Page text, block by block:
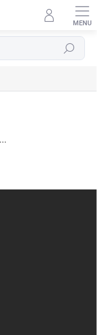
Hľadať